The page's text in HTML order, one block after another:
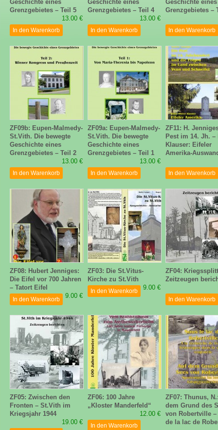
Geschichte eines
Grenzgebietes – Teil 5
13.00 €
In den Warenkorb
Geschichte eines
Grenzgebietes – Teil 4
13.00 €
In den Warenkorb
Geschichte eines
Grenzgebietes –
In den Warenkorb
ZF09b: Eupen-Malmedy-
St.Vith. Die bewegte
Geschichte eines
Grenzgebietes – Teil 2
13.00 €
In den Warenkorb
ZF09a: Eupen-Malmedy-
St.Vith. Die bewegte
Geschichte eines
Grenzgebietes – Teil 1
13.00 €
In den Warenkorb
ZF11: H.
Pest im 14. Jh. –
Klauser: Eifeler
Amerika-
In den Warenkorb
ZF08: Hubert Jenniges:
Die Eifel vor 700 Jahren
– Tatort Eifel
9.00 €
In den Warenkorb
ZF03: Die St.Vitus-
Kirche zu St.Vith
9.00 €
In den Warenkorb
ZF04:
Zeitzeugen
In den Warenkorb
ZF05: Zwischen den
Fronten – St.Vith im
Kriegsjahr 1944
19.00 €
ZF06: 100 Jahre
„Kloster Manderfeld“
12.00 €
In den Warenkorb
ZF07: Thunus,
dem Grund des
von Robertville –
de la lac de